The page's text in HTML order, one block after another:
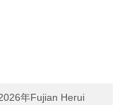
年Fujian Herui